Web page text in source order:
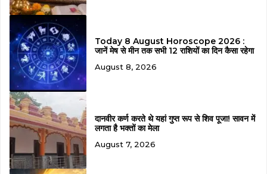
Today 8 August Horoscope 2026 :
जानें मेष से मीन तक सभी 12 राशियों का दिन कैसा रहेगा
August 8, 2026
दानवीर कर्ण करते थे यहां गुप्त रूप से शिव पूजा! सावन में
लगता है भक्तों का मेला
August 7, 2026